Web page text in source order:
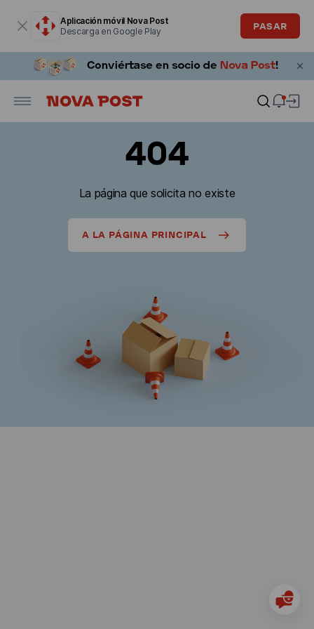
Aplicación móvil Nova Post
Descarga en Google Play
PASAR
404
La página que solicita no existe
A LA PÁGINA PRINCIPAL